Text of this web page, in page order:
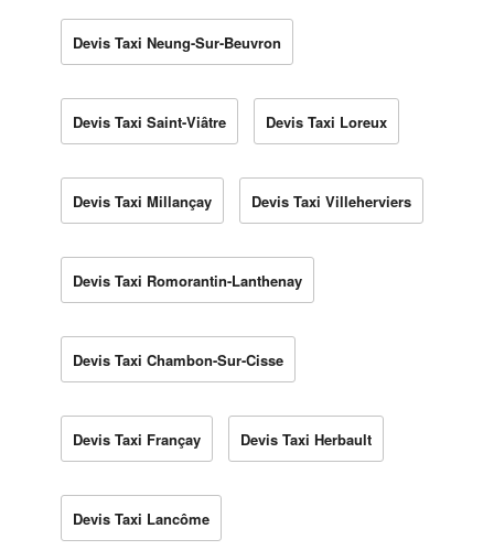
Devis Taxi Neung-Sur-Beuvron
Devis Taxi Saint-Viâtre Devis Taxi Loreux
Devis Taxi Millançay Devis Taxi Villeherviers
Devis Taxi Romorantin-Lanthenay
Devis Taxi Chambon-Sur-Cisse
Devis Taxi Françay Devis Taxi Herbault
Devis Taxi Lancôme